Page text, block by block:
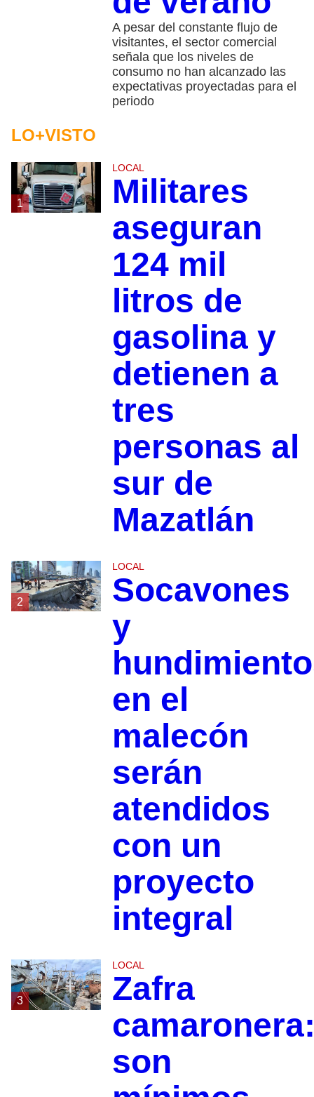
A pesar del constante flujo de
visitantes, el sector comercial
señala que los niveles de
consumo no han alcanzado las
expectativas proyectadas para el
periodo
LO+VISTO
1
LOCAL
Militares
aseguran
124 mil
litros de
gasolina y
detienen a
tres
personas al
sur de
Mazatlán
2
LOCAL
Socavones
y
en el
malecón
serán
atendidos
con un
proyecto
integral
3
LOCAL
Zafra
son